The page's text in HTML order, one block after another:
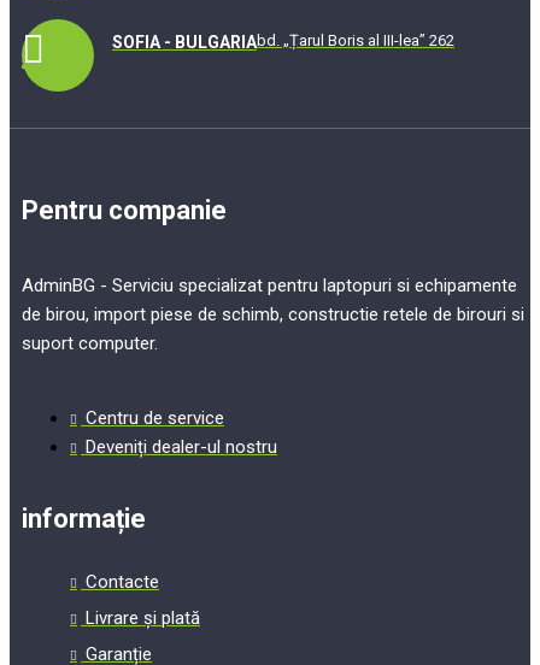
SOFIA - BULGARIAbd. „Țarul Boris al III-lea” 262
Pentru companie
AdminBG - Serviciu specializat pentru laptopuri si echipamente
de birou, import piese de schimb, constructie retele de birouri si
suport computer.
Centru de service
Deveniți dealer-ul nostru
informație
Contacte
Livrare și plată
Garanție